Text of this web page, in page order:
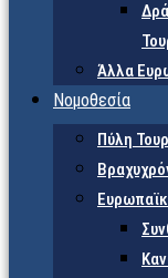
Άλλα
Νομοθεσία
Πύλη